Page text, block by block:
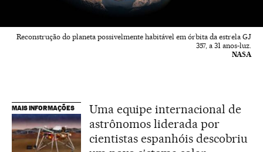
Reconstrução do planeta possivelmente habitável em órbita da estrela GJ
357, a 31 anos-luz.
NASA
MAIS INFORMAÇÕES
Uma equipe internacional de
astrônomos liderada por
cientistas espanhóis descobriu